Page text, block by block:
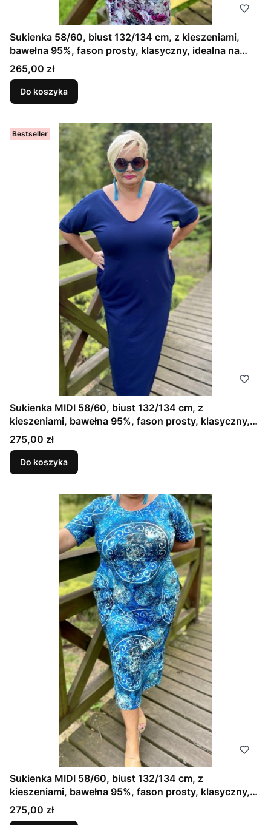
Sukienka 58/60, biust 132/134 cm, z kieszeniami,
bawełna 95%, fason prosty, klasyczny, idealna na
większy biust, SZARA W FUKSJOWE KWIATY
Cena
265,00 zł
Do koszyka
Bestseller
Sukienka MIDI 58/60, biust 132/134 cm, z
kieszeniami, bawełna 95%, fason prosty, klasyczny,
podwójny dekolt V idealny na większy biust,
KLASYCZNA GRANATOWA
Cena
275,00 zł
Do koszyka
Sukienka MIDI 58/60, biust 132/134 cm, z
kieszeniami, bawełna 95%, fason prosty, klasyczny,
dekolt idealny na większy biust, NIEBIESKA
MANDALA
Cena
275,00 zł